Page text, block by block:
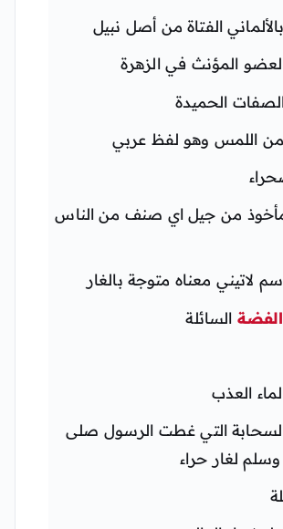
الفتاة من أصل نبيل
المؤنث في الزهرة
الحميدة
اللمس وهو لفظ عربي
من جيل اي صنف من الناس
لاتيني معناه متوجة بالغار
الفضة السائلة
العذب
السحابة التي غطت الرسول صلى
وسلم لغار حراء